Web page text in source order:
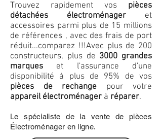
Trouvez rapidement vos pièces
détachées électroménager et
accessoires parmi plus de 15 millions
de références , avec des frais de port
réduit...comparez !!!Avec plus de 200
constructeurs, plus de 3000 grandes
marques et l'assurance d'une
disponibilité à plus de 95% de vos
pièces de rechange pour votre
appareil électroménager à réparer.
Le spécialiste de la vente de pièces
Électroménager en ligne.